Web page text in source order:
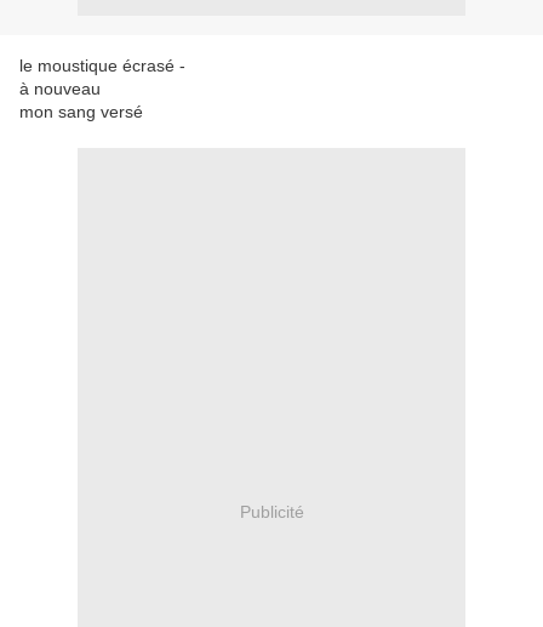
le moustique écrasé -
à nouveau
mon sang versé
Publicité